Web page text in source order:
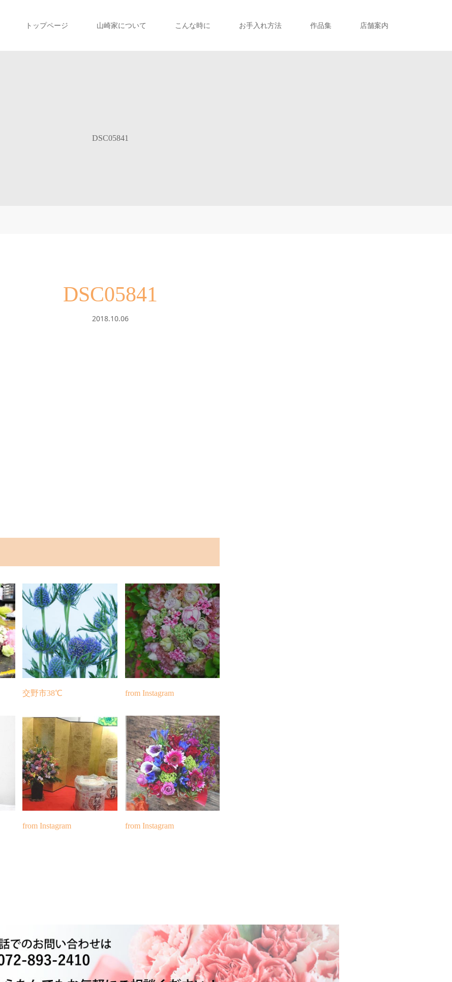
トップページ 山崎家について こんな時に お手入れ方法 作品集 店舗案内
DSC05841
DSC05841
2018.10.06
交野市38℃ from Instagram
from Instagram from Instagram